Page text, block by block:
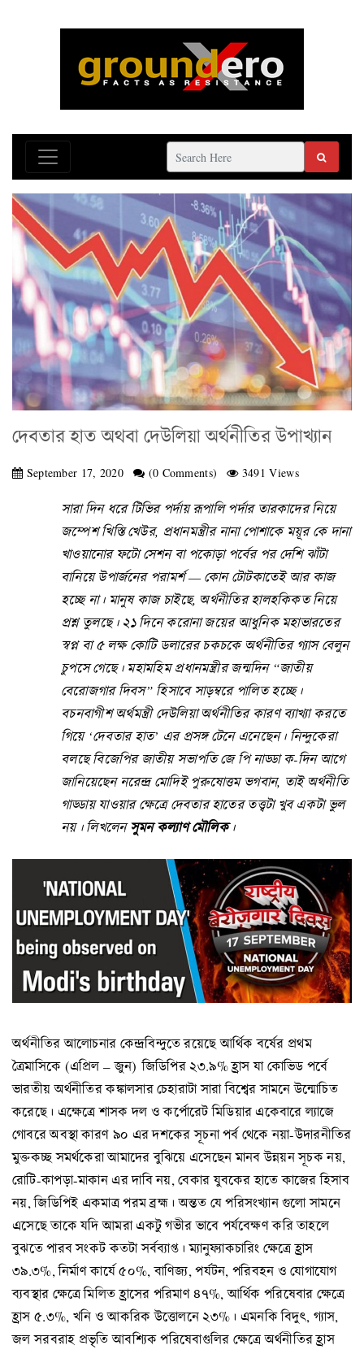
দেবতার হাত অথবা দেউলিয়া অর্থনীতির উপাখ্যান
September 17, 2020 (0 Comments) 3491 Views
সারা দিন ধরে টিভির পর্দায় রূপালি পর্দার তারকাদের নিয়ে
জম্পেশ খিস্তি খেউর, প্রধানমন্ত্রীর নানা পোশাকে ময়ূর কে দানা
খাওয়ানোর ফটো সেশন বা পকোড়া পর্বের পর দেশি ঝাঁটা
বানিয়ে উপার্জনের পরামর্শ — কোন টোটকাতেই আর কাজ
হচ্ছে না। মানুষ কাজ চাইছে, অর্থনীতির হালহকিকত নিয়ে
প্রশ্ন তুলছে। ২১ দিনে করোনা জয়ের আধুনিক মহাভারতের
স্বপ্ন বা ৫ লক্ষ কোটি ডলারের চকচকে অর্থনীতির গ্যাস বেলুন
চুপসে গেছে। মহামহিম প্রধানমন্ত্রীর জন্মদিন “জাতীয়
বেরোজগার দিবস” হিসাবে সাড়ম্বরে পালিত হচ্ছে।
বচনবাগীশ অর্থমন্ত্রী দেউলিয়া অর্থনীতির কারণ ব্যাখ্যা করতে
গিয়ে ‘দেবতার হাত’ এর প্রসঙ্গ টেনে এনেছেন। নিন্দুকেরা
বলছে বিজেপির জাতীয় সভাপতি জে পি নাড্ডা ক-দিন আগে
জানিয়েছেন নরেন্দ্র মোদিই পুরুষোত্তম ভগবান, তাই অর্থনীতি
গাড্ডায় যাওয়ার ক্ষেত্রে দেবতার হাতের তত্ত্বটা খুব একটা ভুল
নয়।লিখলেনসুমন কল্যাণ মৌলিক।
অর্থনীতির আলোচনার কেন্দ্রবিন্দুতে রয়েছে আর্থিক বর্ষের প্রথম
ত্রৈমাসিকে (এপ্রিল – জুন) জিডিপির ২৩.৯% হ্রাস যা কোভিড পর্বে
ভারতীয় অর্থনীতির কঙ্কালসার চেহারাটা সারা বিশ্বের সামনে উন্মোচিত
করেছে। এক্ষেত্রে শাসক দল ও কর্পোরেট মিডিয়ার একেবারে ল্যাজে
গোবরে অবস্থা কারণ ৯০ এর দশকের সূচনা পর্ব থেকে নয়া-উদারনীতির
মুক্তকচ্ছ সমর্থকেরা আমাদের বুঝিয়ে এসেছেন মানব উন্নয়ন সূচক নয়,
রোটি-কাপড়া-মাকান এর দাবি নয়, বেকার যুবকের হাতে কাজের হিসাব
নয়, জিডিপিই একমাত্র পরম ব্রহ্ম। অন্তত যে পরিসংখ্যান গুলো সামনে
এসেছে তাকে যদি আমরা একটু গভীর ভাবে পর্যবেক্ষণ করি তাহলে
বুঝতে পারব সংকট কতটা সর্বব্যাপ্ত। ম্যানুফ্যাকচারিং ক্ষেত্রে হ্রাস
৩৯.৩%, নির্মাণ কার্যে ৫০%, বাণিজ্য, পর্যটন, পরিবহন ও যোগাযোগ
ব্যবস্থার ক্ষেত্রে মিলিত হ্রাসের পরিমাণ ৪৭%, আর্থিক পরিষেবার ক্ষেত্রে
হ্রাস ৫.৩%, খনি ও আকরিক উত্তোলনে ২৩%। এমনকি বিদুৎ, গ্যাস,
জল সরবরাহ প্রভৃতি আবশ্যিক পরিষেবাগুলির ক্ষেত্রে অর্থনীতির হ্রাস